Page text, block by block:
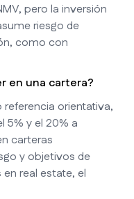
pero la inversión
riesgo de
como con
en una cartera?
orientativa,
5% y el 20% a
carteras
y objetivos de
real estate, el